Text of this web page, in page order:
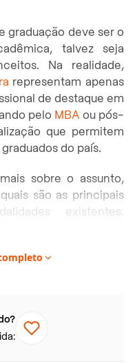
graduação deve ser o
talvez seja
Na realidade,
representam apenas
de destaque em
pelo MBA ou pós-
que permitem
do país.
sobre o assunto,
são as principais
existentes.